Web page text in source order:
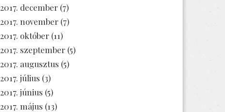
2017. december (7)
2017. november (7)
2017. október (11)
2017. szeptember (5)
2017. augusztus (5)
2017. július (3)
2017. június (5)
2017. május (13)